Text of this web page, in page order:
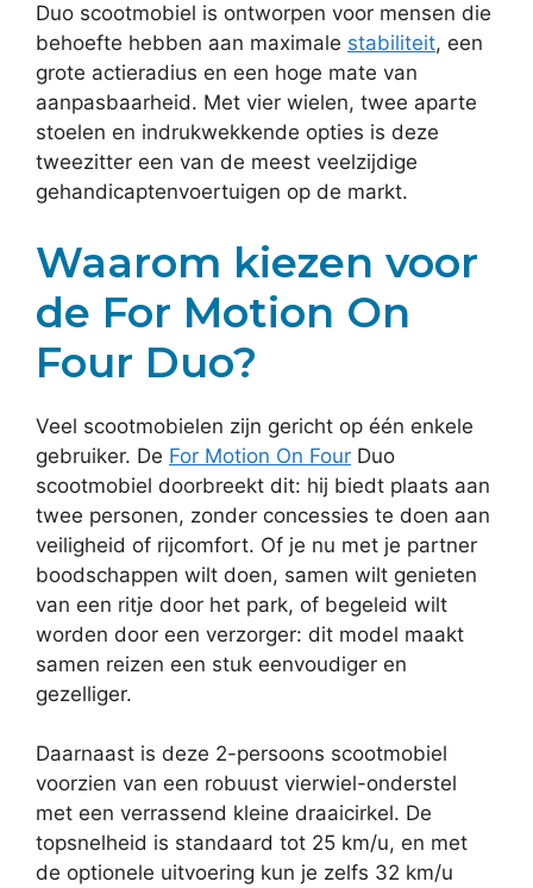
Duo scootmobiel is ontworpen voor mensen die
behoefte hebben aan maximale stabiliteit, een
grote actieradius en een hoge mate van
aanpasbaarheid. Met vier wielen, twee aparte
stoelen en indrukwekkende opties is deze
tweezitter een van de meest veelzijdige
gehandicaptenvoertuigen op de markt.
Waarom kiezen voor
de For Motion On
Four Duo?
Veel scootmobielen zijn gericht op één enkele
gebruiker. De For Motion On Four Duo
scootmobiel doorbreekt dit: hij biedt plaats aan
twee personen, zonder concessies te doen aan
veiligheid of rijcomfort. Of je nu met je partner
boodschappen wilt doen, samen wilt genieten
van een ritje door het park, of begeleid wilt
worden door een verzorger: dit model maakt
samen reizen een stuk eenvoudiger en
gezelliger.
Daarnaast is deze 2-persoons scootmobiel
voorzien van een robuust vierwiel-onderstel
met een verrassend kleine draaicirkel. De
topsnelheid is standaard tot 25 km/u, en met
de optionele uitvoering kun je zelfs 32 km/u